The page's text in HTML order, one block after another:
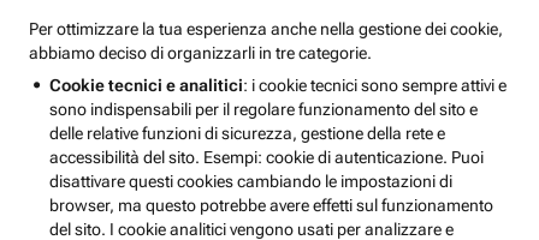
Per ottimizzare la tua esperienza anche nella gestione dei cookie,
abbiamo deciso di organizzarli in tre categorie.
Cookie tecnici e analitici: i cookie tecnici sono sempre attivi e
sono indispensabili per il regolare funzionamento del sito e
delle relative funzioni di sicurezza, gestione della rete e
accessibilità del sito. Esempi: cookie di autenticazione. Puoi
disattivare questi cookies cambiando le impostazioni di
browser, ma questo potrebbe avere effetti sul funzionamento
del sito. I cookie analitici vengono usati per analizzare e